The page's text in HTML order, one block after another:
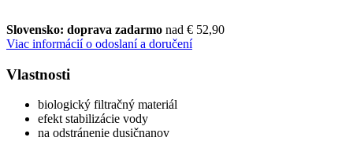
Slovensko: doprava zadarmo nad € 52,90
Viac informácií o odoslaní a doručení
Vlastnosti
biologický filtračný materiál
efekt stabilizácie vody
na odstránenie dusičnanov